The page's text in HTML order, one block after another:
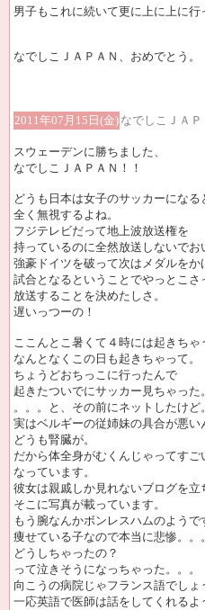
男子もこれに続いて更に上に上に行
なでしこＪＡＰＡＮ、おめでとう。
2011年07月15日(金) なでしこＪＡ
スウェーデンに勝ちました、
なでしこＪＡＰＡＮ！！
どうも日本は女子のサッカーになる
全く無視するよね。
フジテレビだって地上波放送権を
持っているのに全然放送しないでお
強豪ドイツを破って次はメダルをか
試合となるということでやっとこさ
放送することを決めたしさ。
遅いっつーの！
ここんとこ暑くて４時には起きちゃ
なんとなくこの日も起きちゃって。
ちょうどおちっこに行ったんで
起きたついでにサッカー見ちゃった
。。。と、その前にネットしたけど
実はベルギーの従姉妹の具合が悪い
どうも腎臓が。
だから体全身がむくんじゃってすご
なっています。
彼女は親戚しか見れないブログを立
そこに写真が載っています。
もう腕なんかボンレスハムのようで
痩せている子なので本当に悲惨。。
どうしちゃったの？
って泣きそうになっちゃった。。。
向こうの病院じゃフランス語でしょ
一応英語で医師は話をしてくれるよ